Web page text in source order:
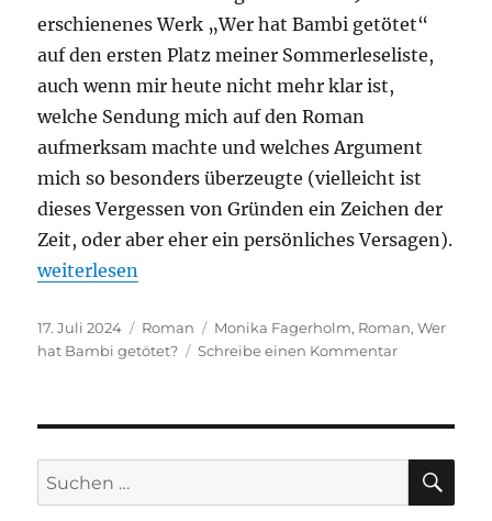
erschienenes Werk „Wer hat Bambi getötet“
auf den ersten Platz meiner Sommerleseliste,
auch wenn mir heute nicht mehr klar ist,
welche Sendung mich auf den Roman
aufmerksam machte und welches Argument
mich so besonders überzeugte (vielleicht ist
dieses Vergessen von Gründen ein Zeichen der
Zeit, oder aber eher ein persönliches Versagen).
„Monika Fagerholm – Wer hat Bambi getötet?“
weiterlesen
Veröffentlicht
am
17. Juli 2024 Kategorien
Roman Schlagwörter
Monika Fagerholm, Roman,Wer
hat Bambi getötet?
Schreibe einen Kommentarzu
hat
Bambi
getötet?
Suchen
nach: